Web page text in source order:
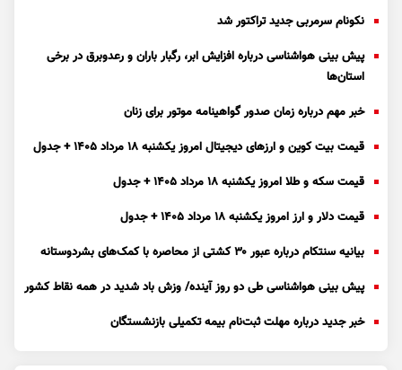
نکونام سرمربی جدید تراکتور شد
پیش بینی هواشناسی درباره افزایش ابر، رگبار باران و رعدوبرق در برخی
استان‌ها
خبر مهم درباره زمان صدور گواهینامه موتور برای زنان
قیمت بیت کوین و ارز‌های دیجیتال امروز یکشنبه ۱۸ مرداد ۱۴۰۵ + جدول
قیمت سکه و طلا امروز یکشنبه ۱۸ مرداد ۱۴۰۵ + جدول
قیمت دلار و ارز امروز یکشنبه ۱۸ مرداد ۱۴۰۵ + جدول
بیانیه سنتکام درباره عبور ۳۰ کشتی از محاصره با کمک‌های بشردوستانه
پیش بینی هواشناسی طی دو روز آینده/ وزش باد شدید در همه نقاط کشور
خبر جدید درباره مهلت ثبت‌نام بیمه تکمیلی بازنشستگان